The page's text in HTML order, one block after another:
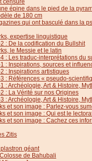
épine dans le pied de la
de 180 cm
qui ont basculé dans la
expertise linguistique
: De la codification du Bullshit
le Messie et le latin
: Les traduc-interprétations du
: Inspirations, sources et
: Inspirations artistiques
: Références « pseudo-
: Archéologie, Art & Histoire,
: La Vérité sur nos Origines
: Archéologie, Art & Histoire,
et son image : Parlez-vous
et son image : Qui est le
et son image : Cachez ces
Zitis
géant
de Bahubali